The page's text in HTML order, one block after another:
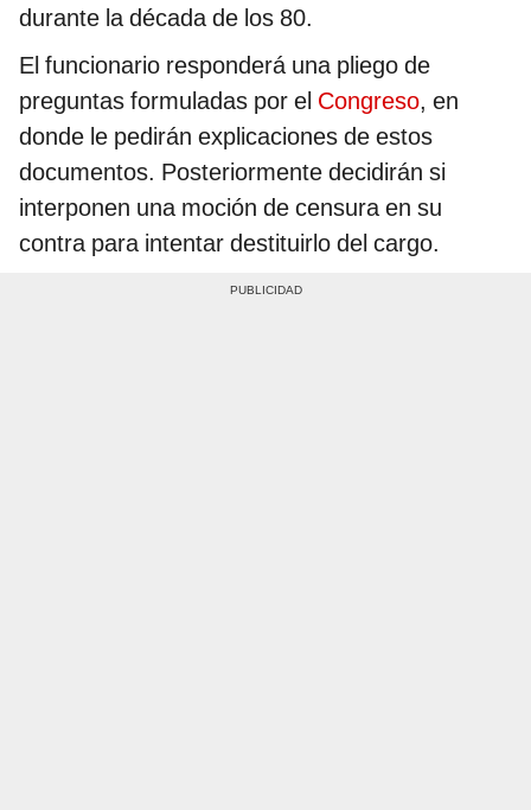
durante la década de los 80.
El funcionario responderá una pliego de
preguntas formuladas por el Congreso, en
donde le pedirán explicaciones de estos
documentos. Posteriormente decidirán si
interponen una moción de censura en su
contra para intentar destituirlo del cargo.